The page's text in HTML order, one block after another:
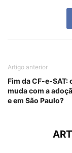
Artigo anterior
Fim da CF-e-SAT:
muda com a
e em São Paulo?